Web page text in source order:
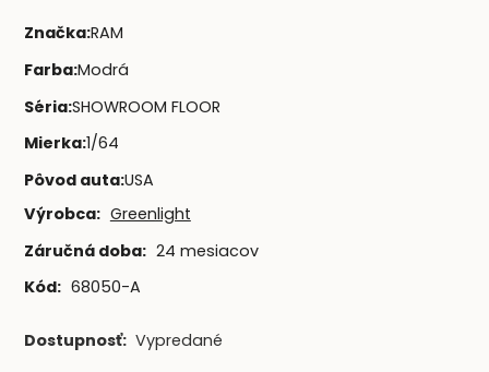
Značka:RAM
Farba:Modrá
Séria:SHOWROOM FLOOR
Mierka:1/64
Pôvod auta:USA
Výrobca: Greenlight
Záručná doba: 24 mesiacov
Kód: 68050-A
Dostupnosť: Vypredané